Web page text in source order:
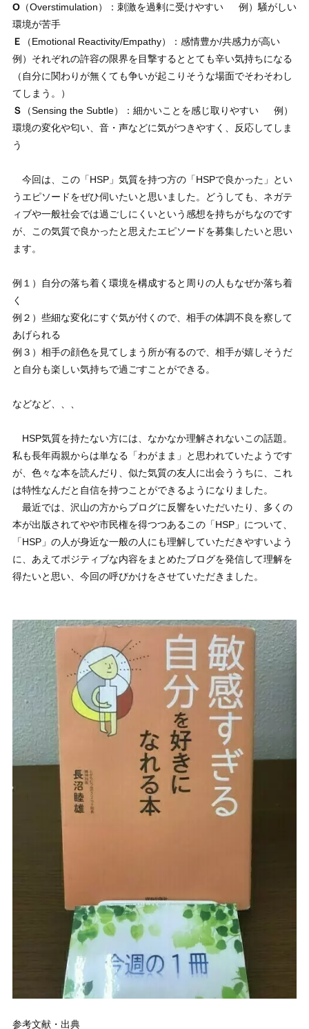
O（Overstimulation）：刺激を過剰に受けやすい 例）騒がしい
環境が苦手
Ｅ
（Emotional Reactivity/Empathy）：感情豊か/共感力が高い
例）それぞれの許容の限界を目撃するととても辛い気持ちになる
（自分に関わりが無くても争いが起こりそうな場面でそわそわし
てしまう。）
Ｓ
（Sensing the Subtle）：細かいことを感じ取りやすい 例）
環境の変化や匂い、音・声などに気がつきやすく、反応してしま
う
今回は、この「HSP」気質を持つ方の「HSPで良かった」とい
うエピソードをぜひ伺いたいと思いました。どうしても、ネガテ
ィブや一般社会では過ごしにくいという感想を持ちがちなのです
が、この気質で良かったと思えたエピソードを募集したいと思い
ます。
例１）自分の落ち着く環境を構成すると周りの人もなぜか落ち着
く
例２）些細な変化にすぐ気が付くので、相手の体調不良を察して
あげられる
例３）相手の顔色を見てしまう所が有るので、相手が嬉しそうだ
と自分も楽しい気持ちで過ごすことができる。
などなど、、、
HSP気質を持たない方には、なかなか理解されないこの話題。
私も長年両親からは単なる「わがまま」と思われていたようです
が、色々な本を読んだり、似た気質の友人に出会ううちに、これ
は特性なんだと自信を持つことができるようになりました。
最近では、沢山の方からブログに反響をいただいたり、多くの
本が出版されてやや市民権を得つつあるこの「HSP」について、
「HSP」の人が身近な一般の人にも理解していただきやすいよう
に、あえてポジティブな内容をまとめたブログを発信して理解を
得たいと思い、今回の呼びかけをさせていただきました。
参考文献・出典